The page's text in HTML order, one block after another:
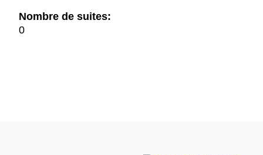
Nombre de suites:
0